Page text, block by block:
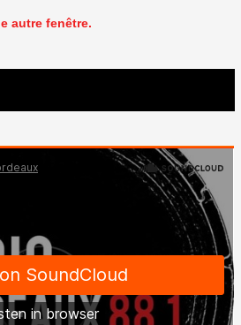
autre fenêtre.